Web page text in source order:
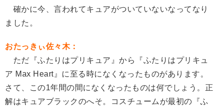
確かに今、言われてキュアがついていないなってなり
ました。
おたっきぃ佐々木：
ただ『ふたりはプリキュア』から『ふたりはプリキュ
ア Max Heart』に至る時になくなったものがあります。
さて、この1年間の間になくなったものは何でしょう。正
解はキュアブラックのへそ。コスチュームが最初の『ふ